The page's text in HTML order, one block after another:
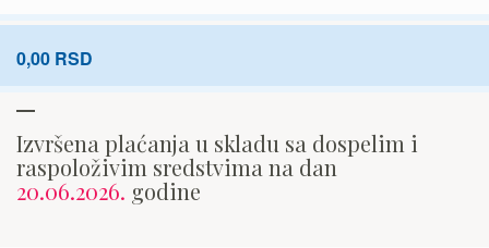
0,00 RSD
Izvršena plaćanja u skladu sa dospelim i
raspoloživim sredstvima na dan
20.06.2026. godine